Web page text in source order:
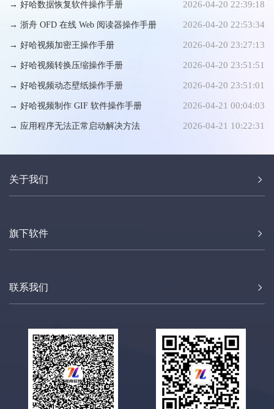
→ 好哈数据恢复软件操作手册 2026-04-20 22:39:18
→ 浙舟 OFD 在线 Web 阅读器操作手册 2026-04-20 22:53:34
→ 好哈视频加密王操作手册 2026-04-20 23:27:13
→ 好哈视频转换压缩操作手册 2026-04-20 23:51:51
→ 好哈视频动态壁纸操作手册 2026-04-20 23:51:01
→ 好哈视频制作 GIF 软件操作手册 2026-04-21 00:04:03
→ 应用程序无法正常启动解决方法 2026-04-21 10:22:31
关于我们
旗下软件
联系我们